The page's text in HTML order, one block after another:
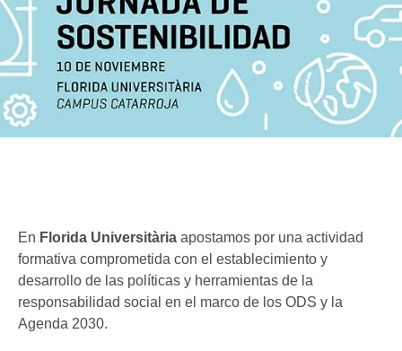
En Florida Universitària apostamos por una actividad
formativa comprometida con el establecimiento y
desarrollo de las políticas y herramientas de la
responsabilidad social en el marco de los ODS y la
Agenda 2030.